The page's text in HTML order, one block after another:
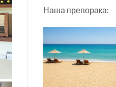
Наша препорака: